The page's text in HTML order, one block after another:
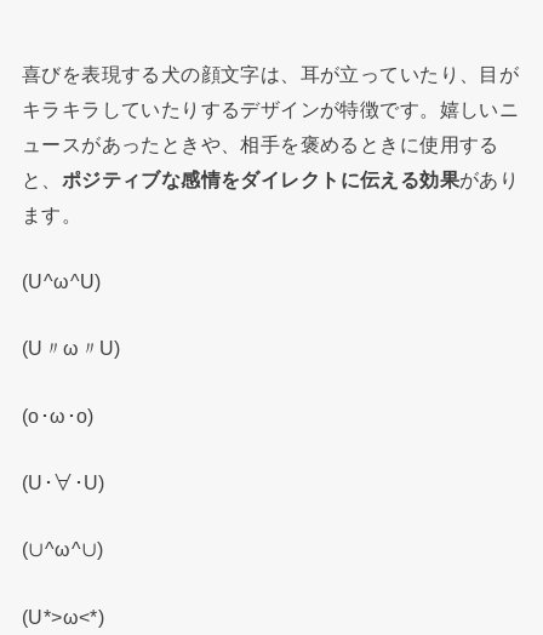
喜びを表現する犬の顔文字は、耳が立っていたり、目が
キラキラしていたりするデザインが特徴です。嬉しいニ
ュースがあったときや、相手を褒めるときに使用する
と、 ポジティブな感情をダイレクトに伝える効果があり
ます。
(U^ω^U)
(U〃ω〃U)
(o･ω･o)
(U･∀･U)
(∪^ω^∪)
(U*>ω<*)